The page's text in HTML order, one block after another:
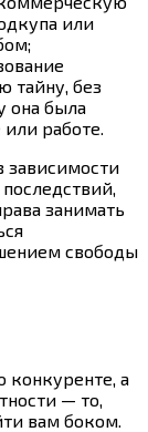
или
тайну, без
она была
работе.
зависимости
занимать
свободы
а
— то,
вам боком.